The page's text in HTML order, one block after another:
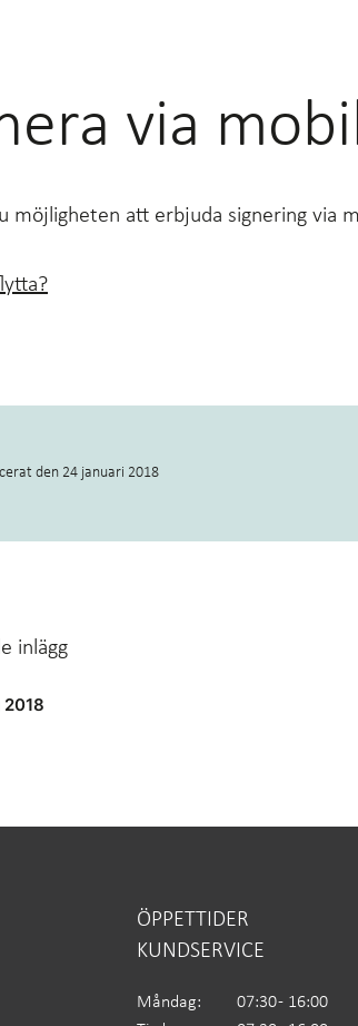
via
möjligheten att erbjuda signering via
den 24 januari 2018
inlägg
ÖPPETTIDER
KUNDSERVICE
Måndag:
07:30 - 16:00